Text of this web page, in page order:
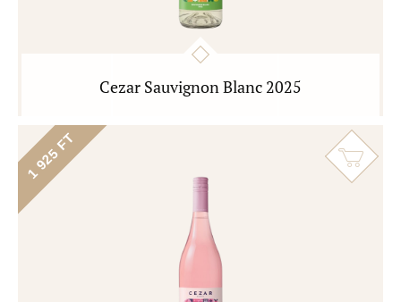
Cezar Sauvignon Blanc 2025
1 925 FT